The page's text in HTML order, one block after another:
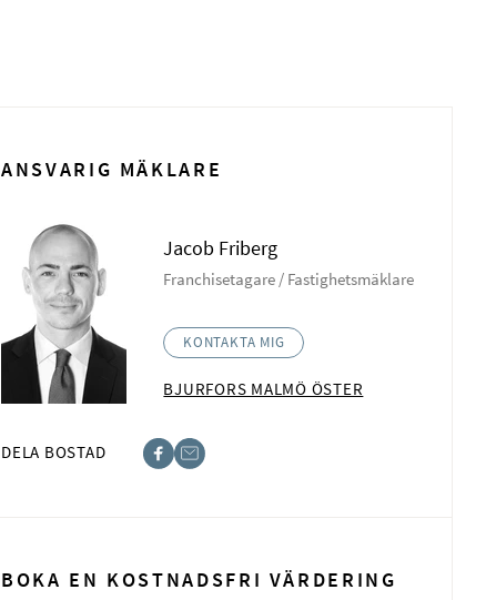
ANSVARIG MÄKLARE
Jacob Friberg
Franchisetagare / Fastighetsmäklare
KONTAKTA MIG
BJURFORS MALMÖ ÖSTER
DELA BOSTAD
BOKA EN KOSTNADSFRI VÄRDERING